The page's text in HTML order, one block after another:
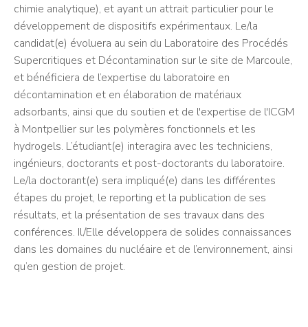
chimie analytique), et ayant un attrait particulier pour le
développement de dispositifs expérimentaux. Le/la
candidat(e) évoluera au sein du Laboratoire des Procédés
Supercritiques et Décontamination sur le site de Marcoule,
et bénéficiera de l’expertise du laboratoire en
décontamination et en élaboration de matériaux
adsorbants, ainsi que du soutien et de l'expertise de l'ICGM
à Montpellier sur les polymères fonctionnels et les
hydrogels. L’étudiant(e) interagira avec les techniciens,
ingénieurs, doctorants et post-doctorants du laboratoire.
Le/la doctorant(e) sera impliqué(e) dans les différentes
étapes du projet, le reporting et la publication de ses
résultats, et la présentation de ses travaux dans des
conférences. Il/Elle développera de solides connaissances
dans les domaines du nucléaire et de l’environnement, ainsi
qu’en gestion de projet.